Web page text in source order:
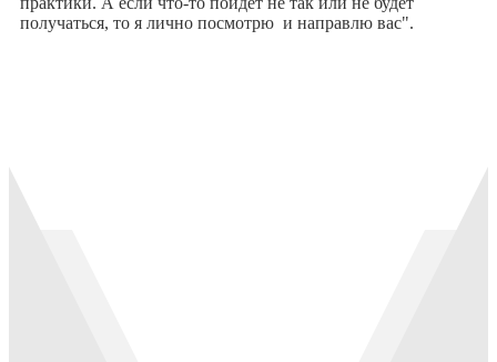
получаться, то я лично посмотрю и направлю вас".